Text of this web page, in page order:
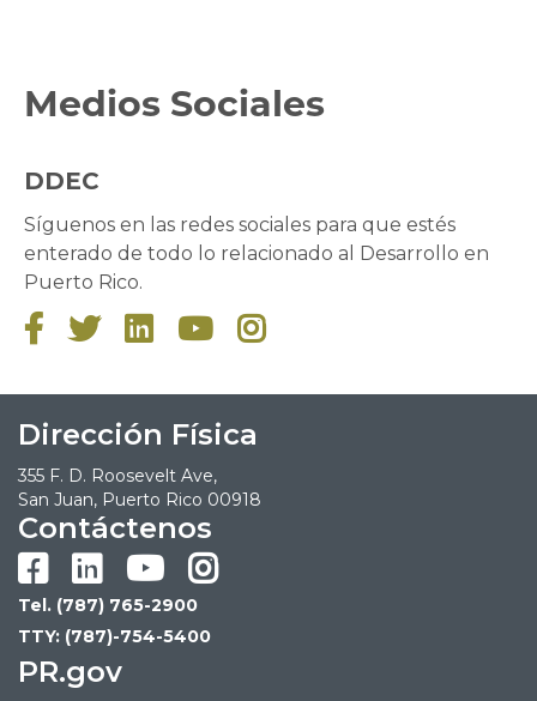
Medios Sociales
DDEC
Síguenos en las redes sociales para que estés
enterado de todo lo relacionado al Desarrollo en
Puerto Rico.
    
Dirección Física
355 F. D. Roosevelt Ave,
San Juan, Puerto Rico 00918
Contáctenos

  
Tel. (787) 765-2900
TTY: (787)-754-5400
PR.gov